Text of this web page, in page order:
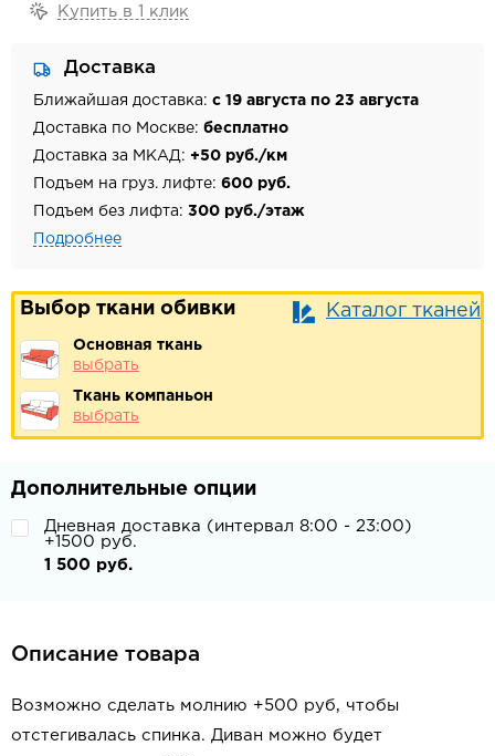
Купить в 1 клик
Доставка
Ближайшая доставка: с 19 августа по 23 августа
Доставка по Москве: бесплатно
Доставка за МКАД: +50 руб./км
Подъем на груз. лифте: 600 руб.
Подъем без лифта: 300 руб./этаж
Подробнее
Выбор ткани обивки Каталог тканей
Основная ткань
выбрать
Ткань компаньон
выбрать
Дополнительные опции
Дневная доставка (интервал 8:00 - 23:00)
+1500 руб.
1 500 руб.
Описание товара
Возможно сделать молнию +500 руб, чтобы
отстегивалась спинка. Диван можно будет